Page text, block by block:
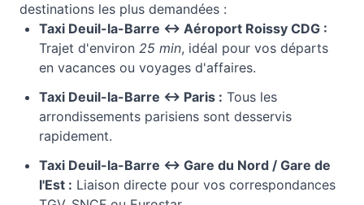
destinations les plus demandées :
Taxi Deuil-la-Barre ↔ Aéroport Roissy CDG :
Trajet d'environ 25 min, idéal pour vos départs
en vacances ou voyages d'affaires.
Taxi Deuil-la-Barre ↔ Paris : Tous les
arrondissements parisiens sont desservis
rapidement.
Taxi Deuil-la-Barre ↔ Gare du Nord / Gare de
l'Est : Liaison directe pour vos correspondances